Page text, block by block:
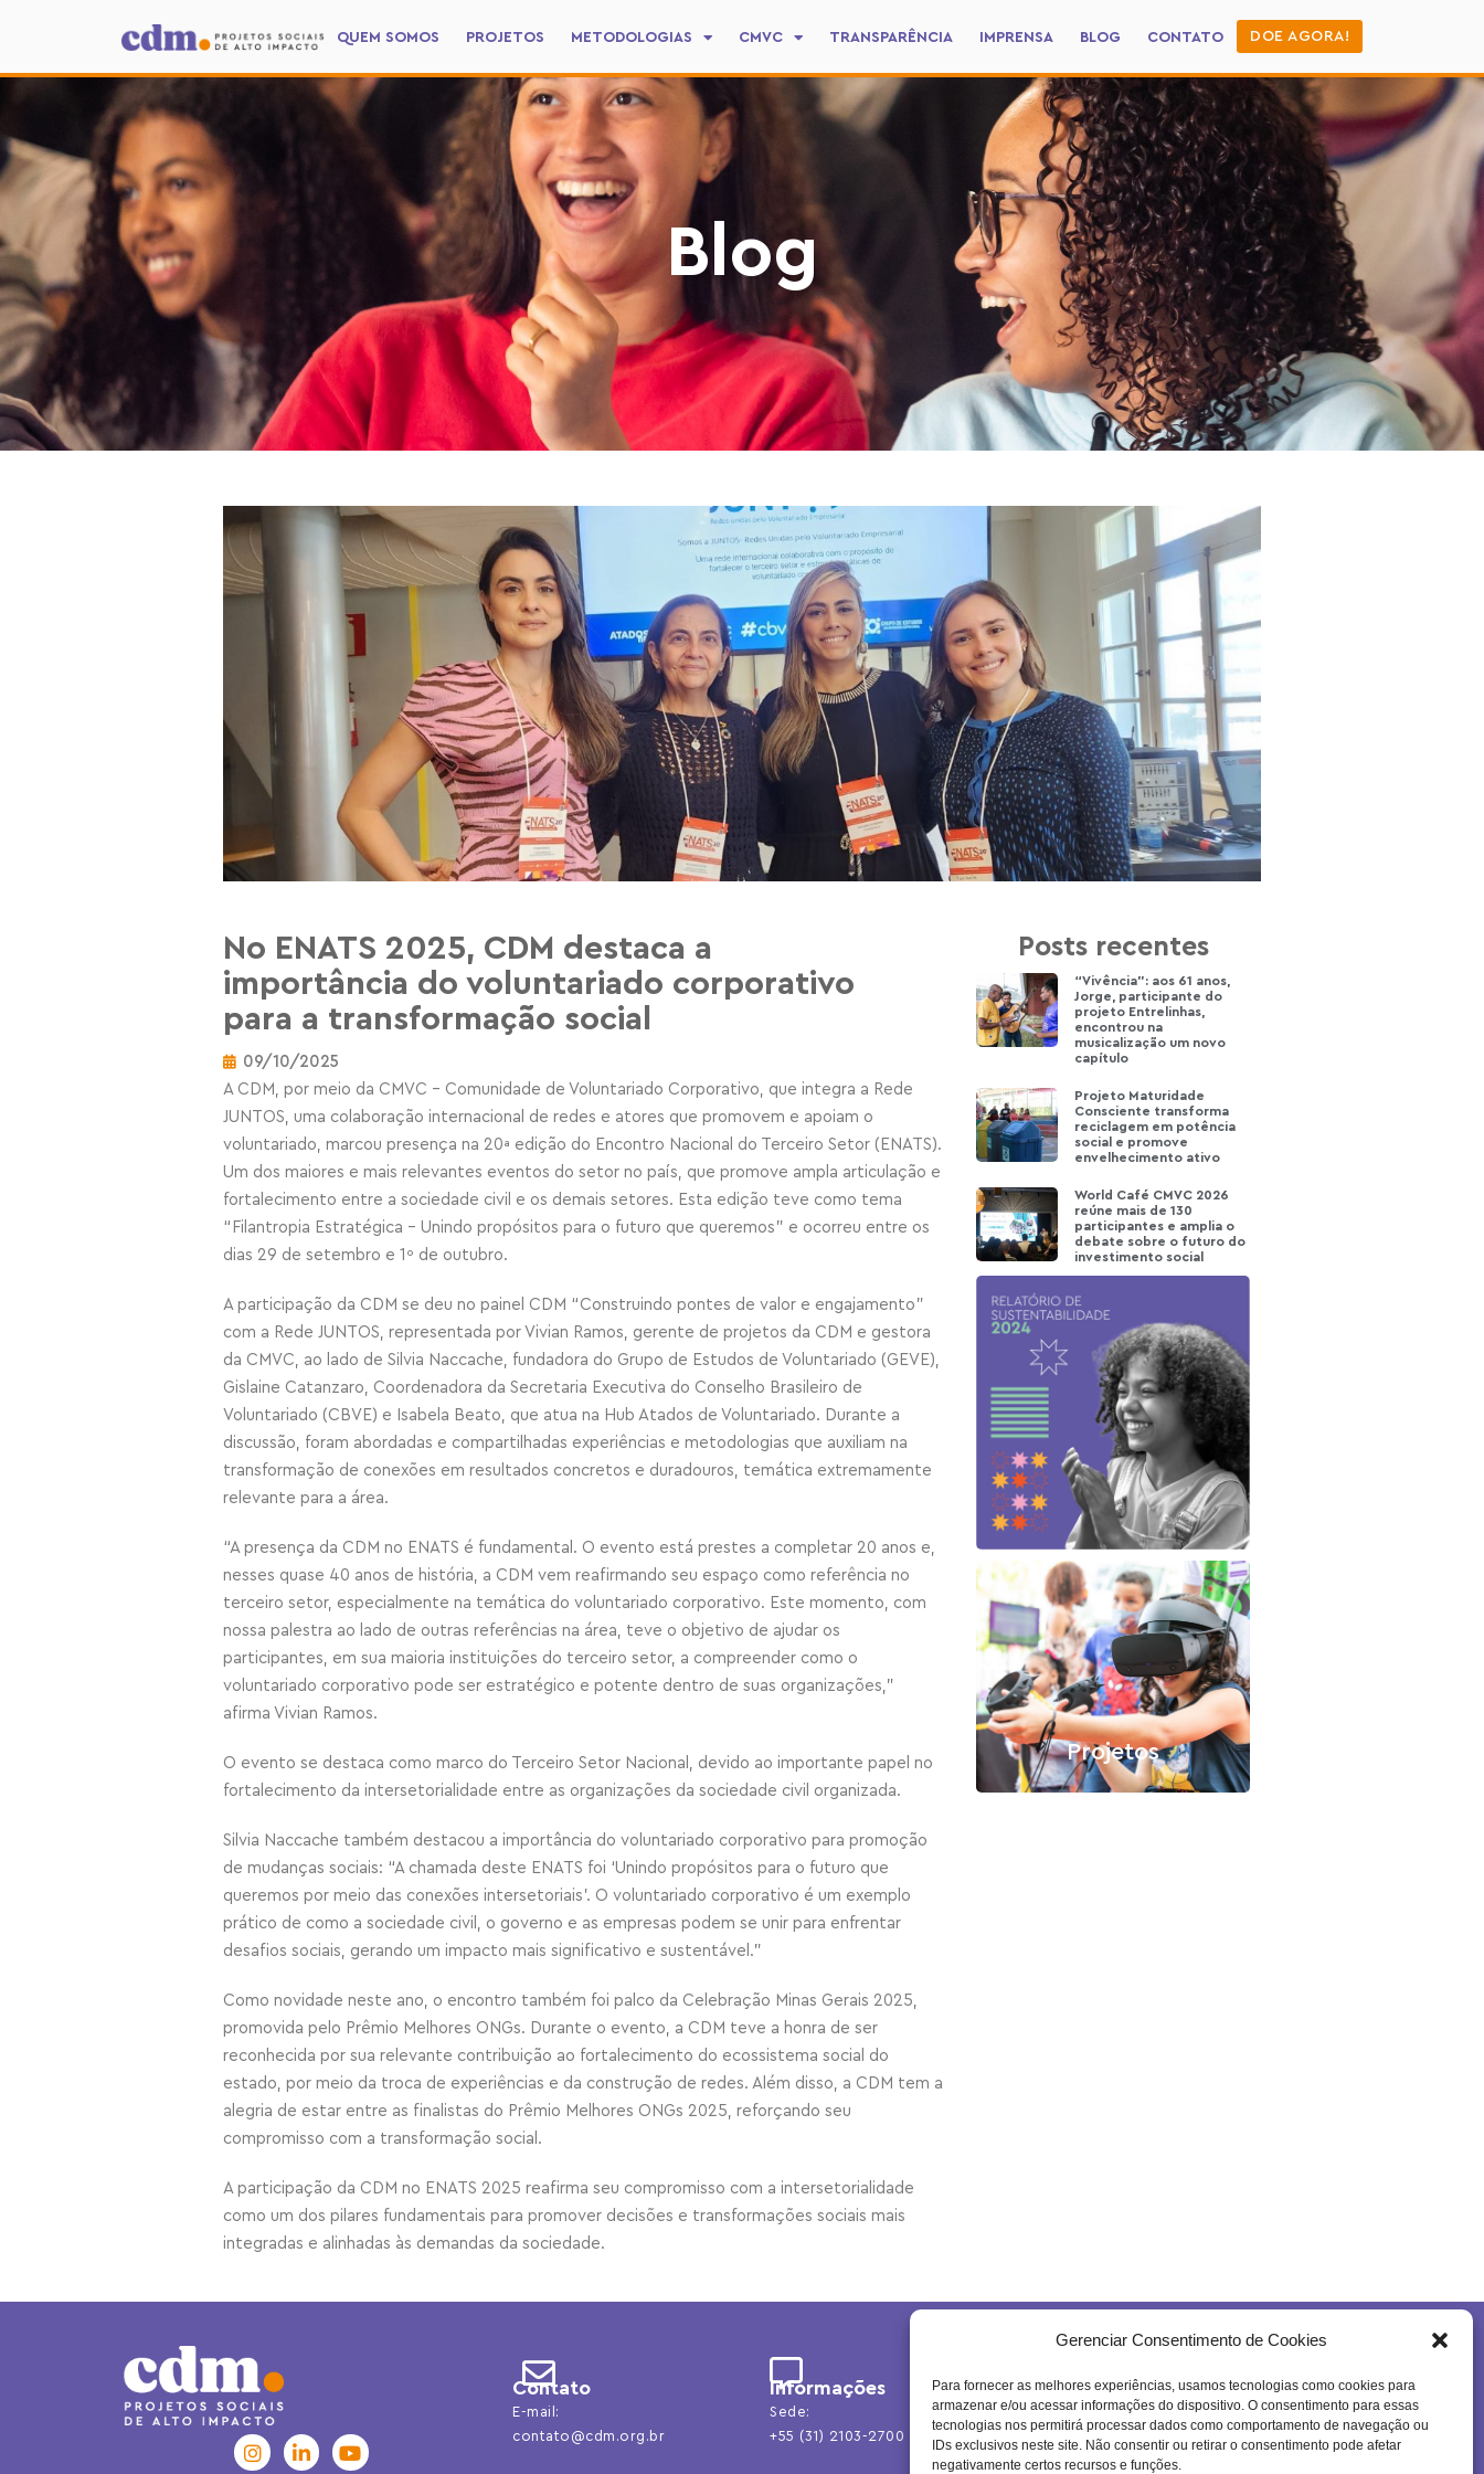
Gerenciar Consentimento de Cookies
Para fornecer as melhores experiências, usamos tecnologias como cookies para
armazenar e/ou acessar informações do dispositivo. O consentimento para essas
tecnologias nos permitirá processar dados como comportamento de navegação ou
IDs exclusivos neste site. Não consentir ou retirar o consentimento pode afetar
negativamente certos recursos e funções.
QUEM SOMOS PROJETOS METODOLOGIAS CMVC TRANSPARÊNCIA IMPRENSA BLOG CONTATO DOE AGORA!
Blog
No ENATS 2025, CDM destaca a
importância do voluntariado corporativo
para a transformação social
09/10/2025
A CDM, por meio da CMVC – Comunidade de Voluntariado Corporativo, que integra a Rede
JUNTOS, uma colaboração internacional de redes e atores que promovem e apoiam o
voluntariado, marcou presença na 20ª edição do Encontro Nacional do Terceiro Setor (ENATS).
Um dos maiores e mais relevantes eventos do setor no país, que promove ampla articulação e
fortalecimento entre a sociedade civil e os demais setores. Esta edição teve como tema
“Filantropia Estratégica – Unindo propósitos para o futuro que queremos” e ocorreu entre os
dias 29 de setembro e 1º de outubro.
A participação da CDM se deu no painel CDM “Construindo pontes de valor e engajamento”
com a Rede JUNTOS, representada por Vivian Ramos, gerente de projetos da CDM e gestora
da CMVC, ao lado de Silvia Naccache, fundadora do Grupo de Estudos de Voluntariado (GEVE),
Gislaine Catanzaro, Coordenadora da Secretaria Executiva do Conselho Brasileiro de
Voluntariado (CBVE) e Isabela Beato, que atua na Hub Atados de Voluntariado. Durante a
discussão, foram abordadas e compartilhadas experiências e metodologias que auxiliam na
transformação de conexões em resultados concretos e duradouros, temática extremamente
relevante para a área.
“A presença da CDM no ENATS é fundamental. O evento está prestes a completar 20 anos e,
nesses quase 40 anos de história, a CDM vem reafirmando seu espaço como referência no
terceiro setor, especialmente na temática do voluntariado corporativo. Este momento, com
nossa palestra ao lado de outras referências na área, teve o objetivo de ajudar os
participantes, em sua maioria instituições do terceiro setor, a compreender como o
voluntariado corporativo pode ser estratégico e potente dentro de suas organizações,”
afirma Vivian Ramos.
O evento se destaca como marco do Terceiro Setor Nacional, devido ao importante papel no
fortalecimento da intersetorialidade entre as organizações da sociedade civil organizada.
Silvia Naccache também destacou a importância do voluntariado corporativo para promoção
de mudanças sociais: “A chamada deste ENATS foi ‘Unindo propósitos para o futuro que
queremos por meio das conexões intersetoriais’. O voluntariado corporativo é um exemplo
prático de como a sociedade civil, o governo e as empresas podem se unir para enfrentar
desafios sociais, gerando um impacto mais significativo e sustentável.”
Como novidade neste ano, o encontro também foi palco da Celebração Minas Gerais 2025,
promovida pelo Prêmio Melhores ONGs. Durante o evento, a CDM teve a honra de ser
reconhecida por sua relevante contribuição ao fortalecimento do ecossistema social do
estado, por meio da troca de experiências e da construção de redes. Além disso, a CDM tem a
alegria de estar entre as finalistas do Prêmio Melhores ONGs 2025, reforçando seu
compromisso com a transformação social.
A participação da CDM no ENATS 2025 reafirma seu compromisso com a intersetorialidade
como um dos pilares fundamentais para promover decisões e transformações sociais mais
integradas e alinhadas às demandas da sociedade.
Posts recentes
“Vivência”: aos 61 anos,
Jorge, participante do
projeto Entrelinhas,
encontrou na
musicalização um novo
capítulo
Projeto Maturidade
Consciente transforma
reciclagem em potência
social e promove
envelhecimento ativo
World Café CMVC 2026
reúne mais de 130
participantes e amplia o
debate sobre o futuro do
investimento social
Projetos
Contato
E-mail:
contato@cdm.org.br
Informações
Sede:
+55 (31) 2103-2700